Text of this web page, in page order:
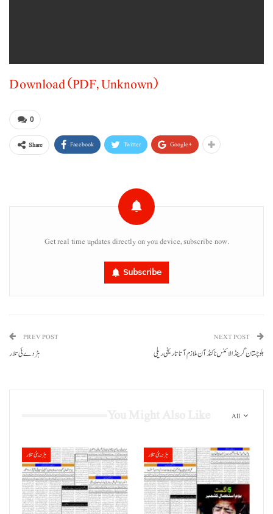
Download (PDF, Unknown)
0
Share Facebook Twitter Google+
Get real time updates directly on you device, subscribe now.
Subscribe
PREV POST
ہڑدے ئی تلار
NEXT POST
بلوچستان گرینڈ الائنس نا کنڈ آن ملازم آتا تاریخی ریلی
All
ہڑدیئی تلار ہڑدیئی تلار